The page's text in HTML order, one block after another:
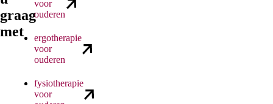
graag
met
voor
ouderen
ergotherapie
voor
ouderen
fysiotherapie
voor